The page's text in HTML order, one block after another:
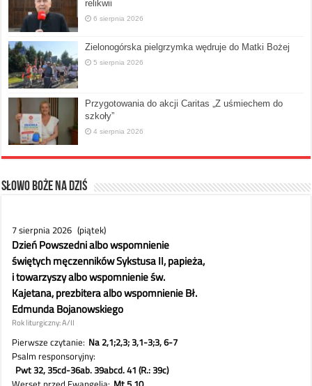
relikwii
6 sierpnia 2026
Zielonogórska pielgrzymka wędruje do Matki Bożej
5 sierpnia 2026
Przygotowania do akcji Caritas „Z uśmiechem do
szkoły”
4 sierpnia 2026
Słowo Boże na dziś